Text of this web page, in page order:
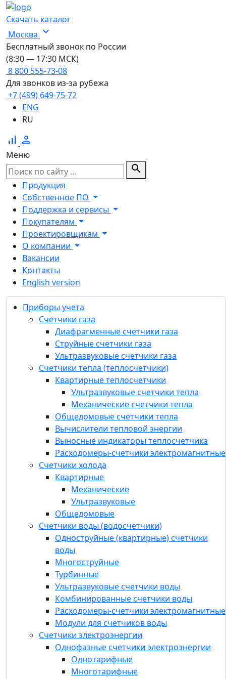
Скачать каталог
Москва expand_more
Бесплатный звонок по России
(8:30 — 17:30 МСК)
8 800 555-73-08
Для звонков из-за рубежа
+7 (499) 649-75-72
ENG
RU
signal_cellular_alt person
Меню
search
Продукция
Собственное ПО
Поддержка и сервисы
Покупателям
Проектировщикам
О компании
Вакансии
Контакты
English version
Приборы учета
Счетчики газа
Диафрагменные счетчики газа
Струйные счетчики газа
Ультразвуковые счетчики газа
Счетчики тепла (теплосчетчики)
Квартирные теплосчетчики
Ультразвуковые счетчики тепла
Механические счетчики тепла
Общедомовые счетчики тепла
Вычислители тепловой энергии
Выносные индикаторы теплосчетчика
Расходомеры-счетчики электромагнитные
Счетчики холода
Квартирные
Механические
Ультразвуковые
Общедомовые
Счетчики воды (водосчетчики)
Одноструйные (квартирные) счетчики
воды
Многоструйные
Турбинные
Ультразвуковые счетчики воды
Комбинированные счетчики воды
Расходомеры-счетчики электромагнитные
Модули для счетчиков воды
Счетчики электроэнергии
Однофазные счетчики электроэнергии
Однотарифные
Многотарифные
Продукция
Приборы учета
Счетчики газа
Диафрагменные счетчики газа
Струйные счетчики газа
Ультразвуковые счетчики газа
Счетчики тепла (теплосчетчики)
Квартирные теплосчетчики
Общедомовые счетчики тепла
Вычислители тепловой энергии
Выносные индикаторы теплосчетчика
Расходомеры-счетчики
электромагнитные
Счетчики холода
Квартирные
Общедомовые
Счетчики воды (водосчетчики)
Одноструйные (квартирные) счетчики
воды
Многоструйные
Турбинные
Ультразвуковые счетчики воды
Комбинированные счетчики воды
Расходомеры-счетчики
электромагнитные
Модули для счетчиков воды
Счетчики электроэнергии
Однофазные счетчики электроэнергии
Трехфазные счетчики электроэнергии
Комплектующие
Устройства для распределения